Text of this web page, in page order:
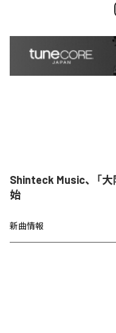
Shinteck Music、「
始
新曲情報